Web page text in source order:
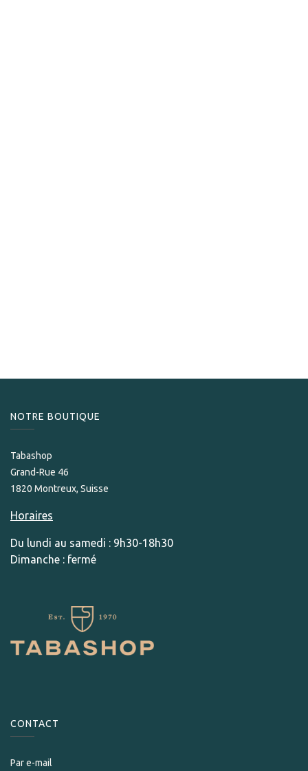
NOTRE BOUTIQUE
Tabashop
Grand-Rue 46
1820 Montreux, Suisse
Horaires
Du lundi au samedi : 9h30-18h30
Dimanche : fermé
CONTACT
Par e-mail